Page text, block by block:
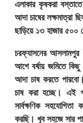
এলাকার কৃষকরা
আদা চাষের লক্ষমাত্রা
ছাড়িয়ে ১৩ হাজার ৫০০
চরফ্যাসনের
আগে বর্ষায় জমিতে
আদা চাষ করতে
চাষ করা হচ্ছে। এই
সার্বক্ষণিক
করছি। খুব সহজে সার